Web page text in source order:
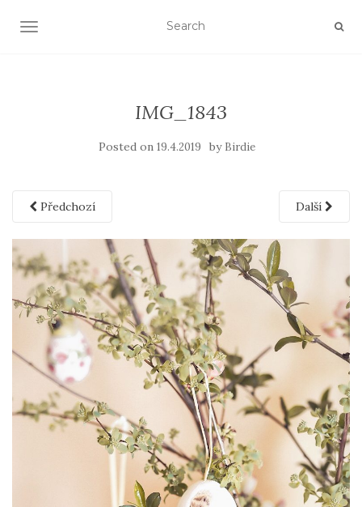
TOGGLE NAVIGATION
IMG_1843
Posted on 19.4.2019 by Birdie
Předchozí Další